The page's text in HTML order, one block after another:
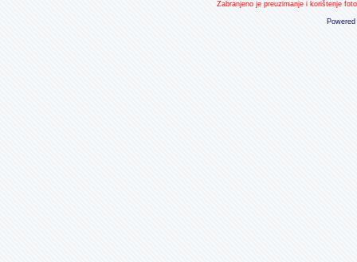
Zabranjeno je preuzimanje i korištenje